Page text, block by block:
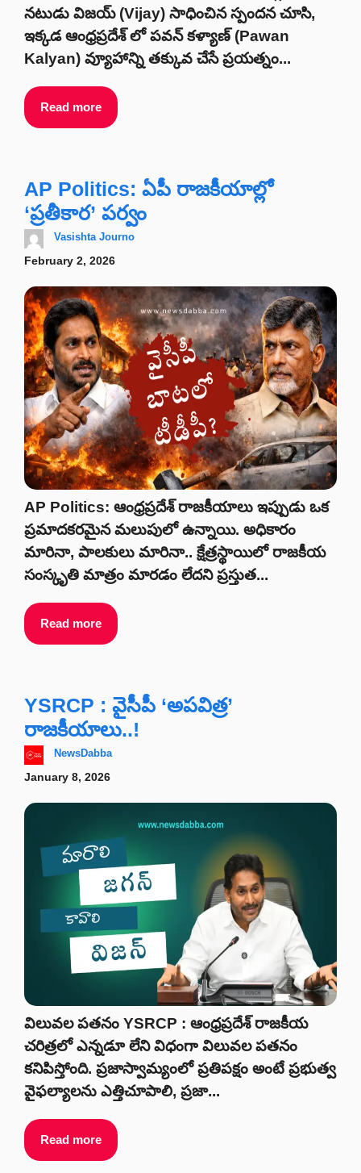
నటుడు విజయ్ (Vijay) సాధించిన స్పందన చూసి,
ఇక్కడ ఆంధ్రప్రదేశ్ లో పవన్ కళ్యాణ్ (Pawan
Kalyan) వ్యూహాన్ని తక్కువ చేసే ప్రయత్నం...
Read more
AP Politics: ఏపీ రాజకీయాల్లో
‘ప్రతీకార’ పర్వం
Vasishta Journo
February 2, 2026
AP Politics: ఆంధ్రప్రదేశ్ రాజకీయాలు ఇప్పుడు ఒక
ప్రమాదకరమైన మలుపులో ఉన్నాయి. అధికారం
మారినా, పాలకులు మారినా.. క్షేత్రస్థాయిలో రాజకీయ
సంస్కృతి మాత్రం మారడం లేదని ప్రస్తుత...
Read more
YSRCP : వైసీపీ ‘అపవిత్ర’
రాజకీయాలు..!
NewsDabba
January 8, 2026
విలువల పతనం YSRCP : ఆంధ్రప్రదేశ్ రాజకీయ
చరిత్రలో ఎన్నడూ లేని విధంగా విలువల పతనం
కనిపిస్తోంది. ప్రజాస్వామ్యంలో ప్రతిపక్షం అంటే ప్రభుత్వ
వైఫల్యాలను ఎత్తిచూపాలి, ప్రజా...
Read more